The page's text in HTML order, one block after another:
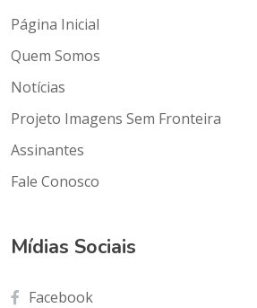
Página Inicial
Quem Somos
Notícias
Projeto Imagens Sem Fronteira
Assinantes
Fale Conosco
Mídias Sociais
Facebook